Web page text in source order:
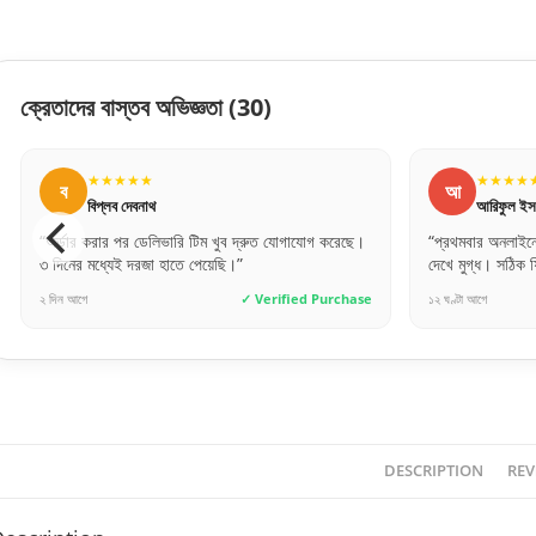
ক্রেতাদের বাস্তব অভিজ্ঞতা(30)
আ ★★★★★
আরিফুল ইসলাম
“প্রথমবার অনলাইনে এত বড় জিনিস অর্ডার দিলাম, সার্ভিস
দেখে মুগ্ধ। সঠিক ফিনিশিং ও সঠিক মাপ।”
✓ Verified Purchase
ম
করেই
DESCRIPTION